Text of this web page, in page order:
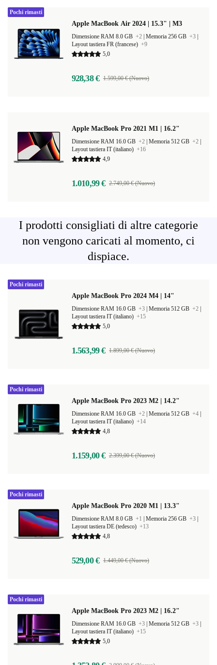
Apple MacBook Air 2024 | 15.3" | M3
Dimensione RAM 8.0 GB +2 Memoria 256 GB +3
Layout tastiera FR (francese) +9
5,0
928,38 € 1.599,00 € (Nuovo)
Pochi rimasti
Apple MacBook Pro 2021 M1 | 16.2"
Dimensione RAM 16.0 GB +2 Memoria 512 GB +2
Layout tastiera IT (italiano) +16
4,9
1.010,99 € 2.749,00 € (Nuovo)
I prodotti consigliati di altre categorie
non vengono caricati al momento, ci
dispiace.
Apple MacBook Pro 2024 M4 | 14"
Dimensione RAM 16.0 GB +3 Memoria 512 GB +2
Layout tastiera IT (italiano) +15
5,0
1.563,99 € 1.899,00 € (Nuovo)
Pochi rimasti
Apple MacBook Pro 2023 M2 | 14.2"
Dimensione RAM 16.0 GB +2 Memoria 512 GB +4
Layout tastiera IT (italiano) +14
4,8
1.159,00 € 2.399,00 € (Nuovo)
Pochi rimasti
Apple MacBook Pro 2020 M1 | 13.3"
Dimensione RAM 8.0 GB +1 Memoria 256 GB +3
Layout tastiera DE (tedesco) +13
4,8
529,00 € 1.449,00 € (Nuovo)
Pochi rimasti
Apple MacBook Pro 2023 M2 | 16.2"
Dimensione RAM 16.0 GB +3 Memoria 512 GB +3
Layout tastiera IT (italiano) +15
5,0
Pochi rimasti